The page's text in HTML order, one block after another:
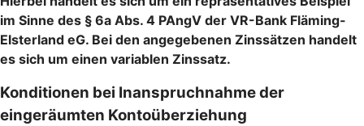
im Sinne des § 6a Abs. 4 PAngV der VR-Bank Fläming-
Elsterland eG. Bei den angegebenen Zinssätzen handelt
es sich um einen variablen Zinssatz.
Konditionen bei Inanspruchnahme der
eingeräumten Kontoüberziehung